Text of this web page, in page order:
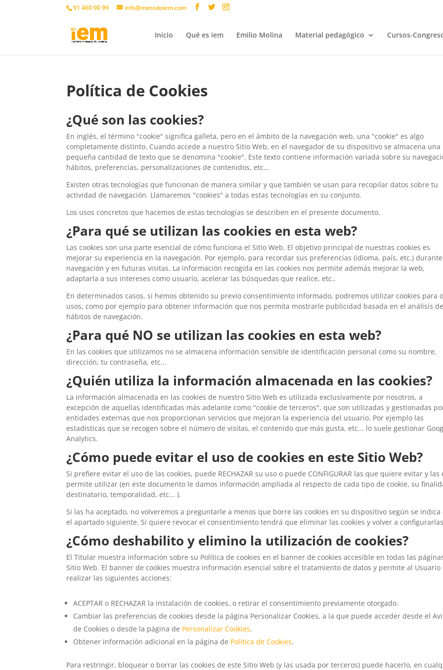
91 460 00 99 info@metodoiem.com
Inicio Qué es iem Emilio Molina Material pedagógico Cursos-
Política de Cookies
¿Qué son las cookies?
En inglés, el término "cookie" significa galleta, pero en el ámbito de la navegación web, una "cookie" es algo
completamente distinto. Cuando accede a nuestro Sitio Web, en el navegador de su dispositivo se almacena una
pequeña cantidad de texto que se denomina "cookie". Este texto contiene información variada sobre su
hábitos, preferencias, personalizaciones de contenidos, etc...
Existen otras tecnologías que funcionan de manera similar y que también se usan para recopilar datos sobre tu
actividad de navegación. Llamaremos "cookies" a todas estas tecnologías en su conjunto.
Los usos concretos que hacemos de estas tecnologías se describen en el presente documento.
¿Para qué se utilizan las cookies en esta web?
Las cookies son una parte esencial de cómo funciona el Sitio Web. El objetivo principal de nuestras cookies es
mejorar su experiencia en la navegación. Por ejemplo, para recordar sus preferencias (idioma, país, etc.)
navegación y en futuras visitas. La información recogida en las cookies nos permite además mejorar la web,
adaptarla a sus intereses como usuario, acelerar las búsquedas que realice, etc..
En determinados casos, si hemos obtenido su previo consentimiento informado, podremos utilizar cookies para
usos, como por ejemplo para obtener información que nos permita mostrarle publicidad basada en el análisis
hábitos de navegación.
¿Para qué NO se utilizan las cookies en esta web?
En las cookies que utilizamos no se almacena información sensible de identificación personal como su nombre,
dirección, tu contraseña, etc...
¿Quién utiliza la información almacenada en las cookies?
La información almacenada en las cookies de nuestro Sitio Web es utilizada exclusivamente por nosotros, a
excepción de aquellas identificadas más adelante como "cookie de terceros", que son utilizadas y gestionadas
entidades externas que nos proporcionan servicios que mejoran la experiencia del usuario. Por ejemplo las
estadísticas que se recogen sobre el número de visitas, el contenido que más gusta, etc... lo suele gestionar
Analytics.
¿Cómo puede evitar el uso de cookies en este Sitio Web?
Si prefiere evitar el uso de las cookies, puede RECHAZAR su uso o puede CONFIGURAR las que quiere evitar y las
permite utilizar (en este documento le damos información ampliada al respecto de cada tipo de cookie, su
destinatario, temporalidad, etc... ).
Si las ha aceptado, no volveremos a preguntarle a menos que borre las cookies en su dispositivo según se indica
el apartado siguiente. Si quiere revocar el consentimiento tendrá que eliminar las cookies y volver a
¿Cómo deshabilito y elimino la utilización de cookies?
El Titular muestra información sobre su Política de cookies en el banner de cookies accesible en todas las
Sitio Web. El banner de cookies muestra información esencial sobre el tratamiento de datos y permite al Usuario
realizar las siguientes acciones:
ACEPTAR o RECHAZAR la instalación de cookies, o retirar el consentimiento previamente otorgado.
Cambiar las preferencias de cookies desde la página Personalizar Cookies, a la que puede acceder desde el
de Cookies o desde la página de Personalizar Cookies.
Obtener información adicional en la página de Política de Cookies.
Para restringir, bloquear o borrar las cookies de este Sitio Web (y las usada por terceros) puede hacerlo, en